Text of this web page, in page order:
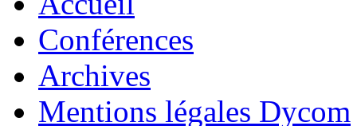
Conférences
Archives
Mentions légales Dycom